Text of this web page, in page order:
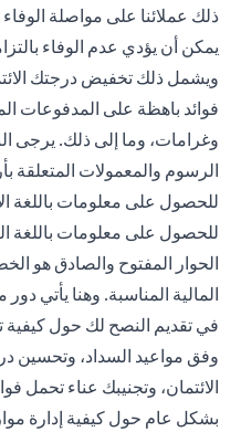
ذلك عملائنا على مواصلة الوفاء
يمكن أن يؤدي عدم الوفاء
ويشمل ذلك تخفيض درجتك
فوائد باهظة على المدفوعات
وغرامات، وما إلى ذلك. يرجى
الرسوم والمعمولات المتعلقة
للحصول على معلومات باللغة
للحصول على معلومات باللغة
الحوار المفتوح والصادق هو
المالية المناسبة. وهنا يأتي
في تقديم النصح لك حول
وفق مواعيد السداد، وتحسين
الائتمان، وتجنيبك عناء تحمل
بشكل عام حول كيفية إدارة